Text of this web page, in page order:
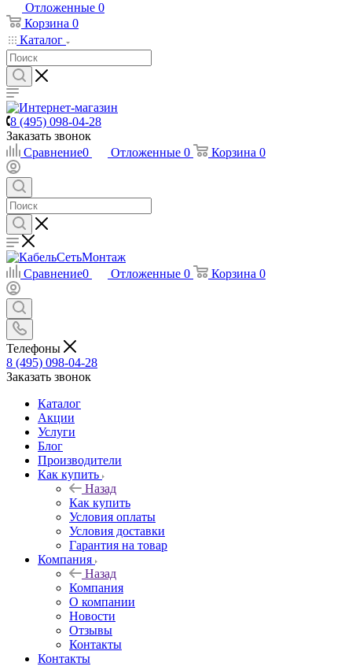
Отложенные 0
Корзина 0
Каталог
8 (495) 098-04-28
Заказать звонок
Сравнение0 Отложенные 0 Корзина 0
Сравнение0 Отложенные 0 Корзина 0
Телефоны
8 (495) 098-04-28
Заказать звонок
Каталог
Акции
Услуги
Блог
Производители
Как купить
Назад
Как купить
Условия оплаты
Условия доставки
Гарантия на товар
Компания
Назад
Компания
О компании
Новости
Отзывы
Контакты
Контакты